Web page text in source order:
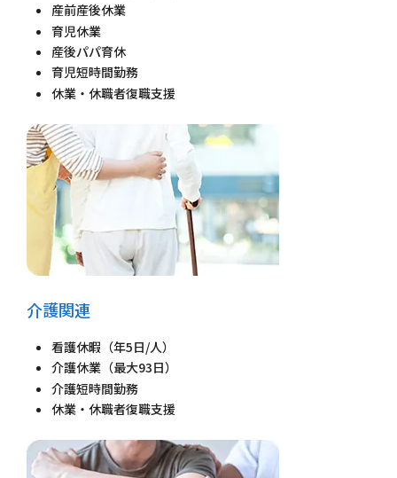
産前産後休業
育児休業
産後パパ育休
育児短時間勤務
休業・休職者復職支援
介護関連
看護休暇（年5日/人）
介護休業（最大93日）
介護短時間勤務
休業・休職者復職支援